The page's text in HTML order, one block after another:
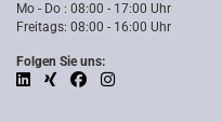
Mo - Do : 08:00 - 17:00 Uhr
Freitags: 08:00 - 16:00 Uhr
Folgen Sie uns: